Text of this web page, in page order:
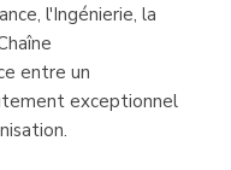
l'Ingénierie, la
entre un
exceptionnel